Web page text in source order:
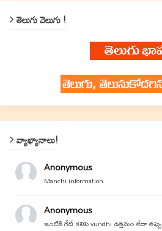
తెలుగు వెలుగు !
వ్యాఖ్యానాలు!
Anonymous
Manchi information
Anonymous
ఇంటికి గేట్ కలిపి vundhi ఉత్తమం లేదా తప్పు